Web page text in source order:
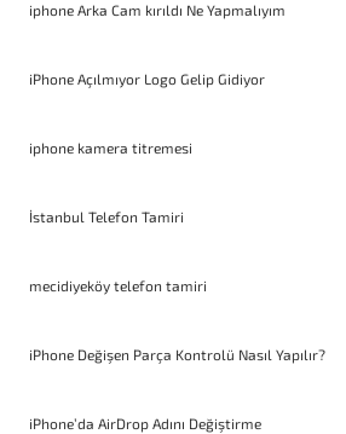
iphone Arka Cam kırıldı Ne Yapmalıyım
iPhone Açılmıyor Logo Gelip Gidiyor
iphone kamera titremesi
İstanbul Telefon Tamiri
mecidiyeköy telefon tamiri
iPhone Değişen Parça Kontrolü Nasıl Yapılır?
iPhone’da AirDrop Adını Değiştirme